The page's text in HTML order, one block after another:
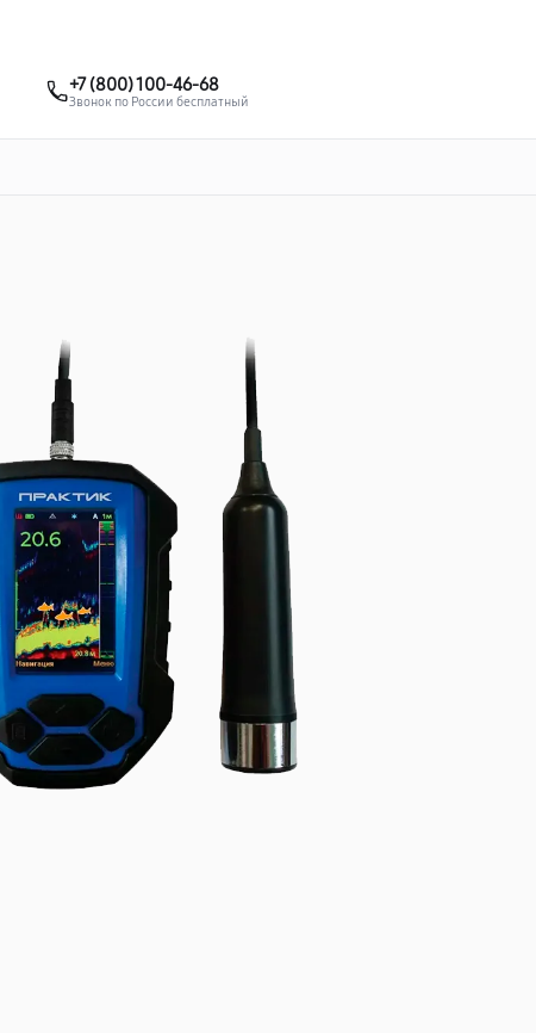
+7 (800) 100-46-68
Звонок по России бесплатный